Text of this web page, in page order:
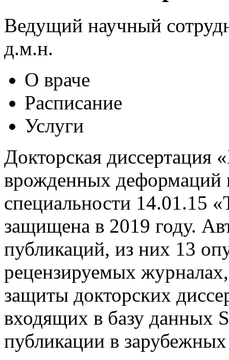
Ведущий научный
д.м.н.
О враче
Расписание
Услуги
Докторская диссертация
врожденных деформаций
специальности 14.01.15
защищена в 2019 году.
публикаций, из них 13
рецензируемых
защиты докторских
входящих в базу данных
публикации в